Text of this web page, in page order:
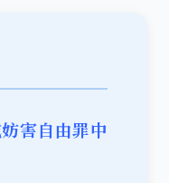
害自由罪中